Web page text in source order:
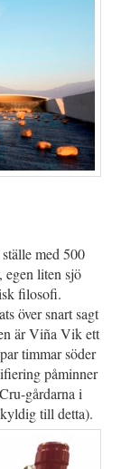
med 500
egen liten sjö
filosofi.
över snart sagt
är Viña Vik ett
timmar söder
påminner
gårdarna i
till detta).